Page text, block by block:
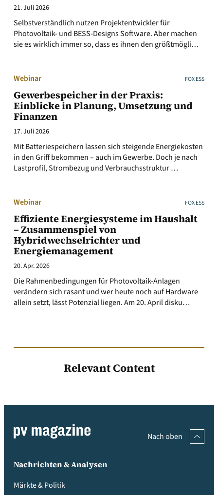
21. Juli 2026
Selbstverständlich nutzen Projektentwickler für
Photovoltaik- und BESS-Designs Software. Aber machen
sie es wirklich immer so, dass es ihnen den größtmögli…
Webinar FOX ESS
Gewerbespeicher in der Praxis:
Einblicke in Planung, Umsetzung und
Finanzen
17. Juli 2026
Mit Batteriespeichern lassen sich steigende Energiekosten
in den Griff bekommen – auch im Gewerbe. Doch je nach
Lastprofil, Strombezug und Verbrauchsstruktur …
Webinar FOX ESS
Effiziente Energiesysteme im Haushalt
– Zusammenspiel von
Hybridwechselrichter und
Energiemanagement
20. Apr. 2026
Die Rahmenbedingungen für Photovoltaik-Anlagen
verändern sich rasant und wer heute noch auf Hardware
allein setzt, lässt Potenzial liegen. Am 20. April disku…
Relevant Content
Nach oben
Nachrichten & Analysen
Märkte & Politik